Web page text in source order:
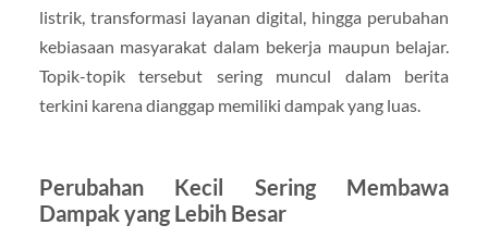
listrik, transformasi layanan digital, hingga perubahan
kebiasaan masyarakat dalam bekerja maupun belajar.
Topik-topik tersebut sering muncul dalam berita
terkini karena dianggap memiliki dampak yang luas.
Perubahan Kecil Sering Membawa
Dampak yang Lebih Besar